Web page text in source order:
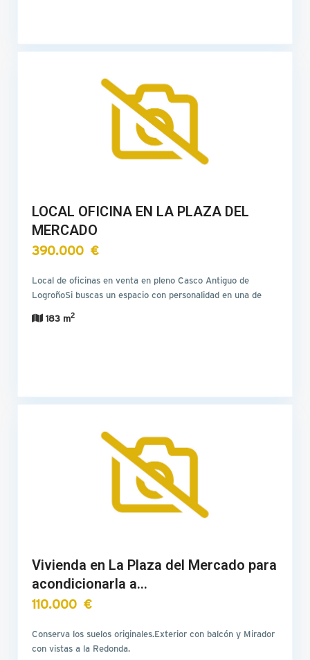
LOCAL OFICINA EN LA PLAZA DEL
MERCADO
390.000 €
Local de oficinas en venta en pleno Casco Antiguo de
LogroñoSi buscas un espacio con personalidad en una de
183 m2
Vivienda en La Plaza del Mercado para
acondicionarla a…
110.000 €
Conserva los suelos originales.Exterior con balcón y Mirador
con vistas a la Redonda.